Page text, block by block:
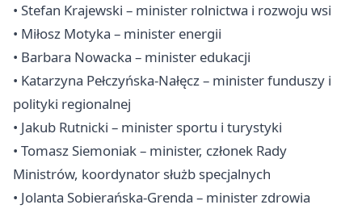
• Stefan Krajewski – minister rolnictwa i rozwoju wsi
• Miłosz Motyka – minister energii
• Barbara Nowacka – minister edukacji
• Katarzyna Pełczyńska-Nałęcz – minister funduszy i
polityki regionalnej
• Jakub Rutnicki – minister sportu i turystyki
• Tomasz Siemoniak – minister, członek Rady
Ministrów, koordynator służb specjalnych
• Jolanta Sobierańska-Grenda – minister zdrowia